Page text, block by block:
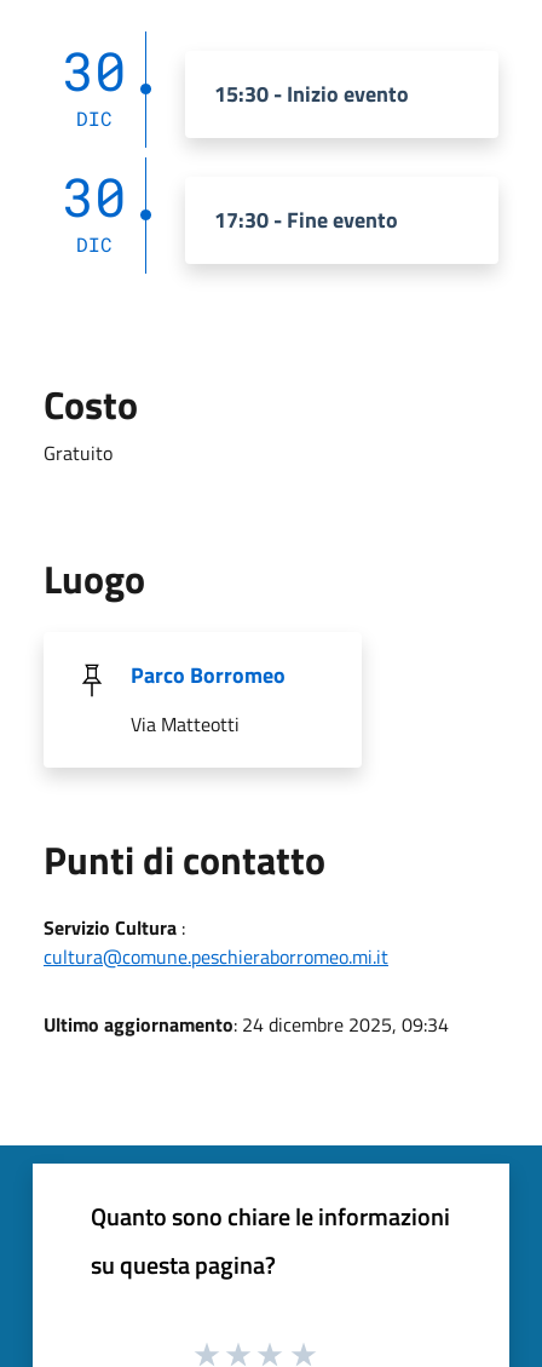
30
DIC
15:30 - Inizio evento
30
DIC
17:30 - Fine evento
Costo
Gratuito
Luogo
Parco Borromeo
Via Matteotti
Punti di contatto
Servizio Cultura :
cultura@comune.peschieraborromeo.mi.it
Ultimo aggiornamento: 24 dicembre 2025, 09:34
Quanto sono chiare le informazioni
su questa pagina?